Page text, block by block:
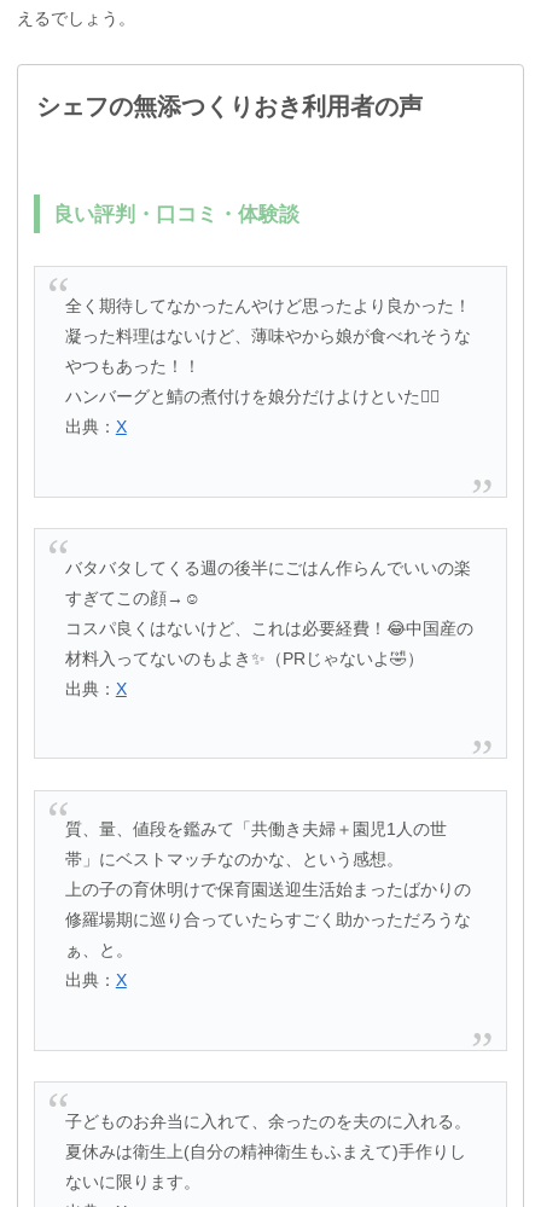
えるでしょう。
シェフの無添つくりおき利用者の声
良い評判・口コミ・体験談
全く期待してなかったんやけど思ったより良かった！
凝った料理はないけど、薄味やから娘が食べれそうな
やつもあった！！
ハンバーグと鯖の煮付けを娘分だけよけといた🙂‍↕️
出典： X
バタバタしてくる週の後半にごはん作らんでいいの楽
すぎてこの顔→☺️
コスパ良くはないけど、これは必要経費！😂中国産の
材料入ってないのもよき✨（PRじゃないよ🤣）
出典： X
質、量、値段を鑑みて「共働き夫婦＋園児1人の世
帯」にベストマッチなのかな、という感想。
上の子の育休明けで保育園送迎生活始まったばかりの
修羅場期に巡り合っていたらすごく助かっただろうな
ぁ、と。
出典： X
子どものお弁当に入れて、余ったのを夫のに入れる。
夏休みは衛生上(自分の精神衛生もふまえて)手作りし
ないに限ります。